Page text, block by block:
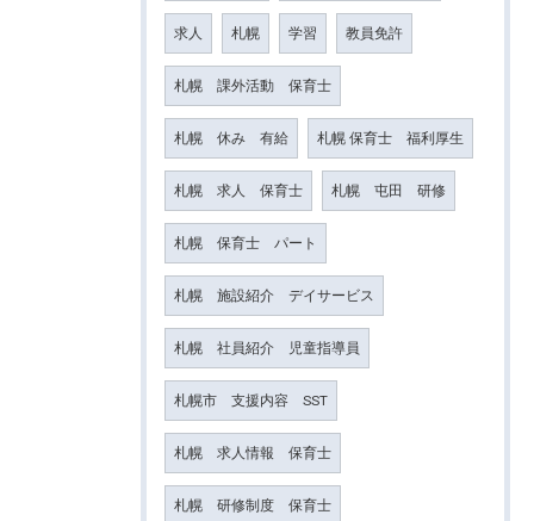
求人 札幌 学習 教員免許
札幌 課外活動 保育士
札幌 休み 有給 札幌 保育士 福利厚生
札幌 求人 保育士 札幌 屯田 研修
札幌 保育士 パート
札幌 施設紹介 デイサービス
札幌 社員紹介 児童指導員
札幌市 支援内容 SST
札幌 求人情報 保育士
札幌 研修制度 保育士